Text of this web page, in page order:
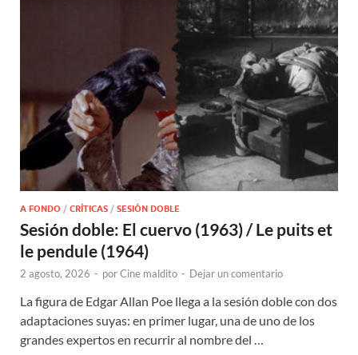
A FONDO / CRÍTICAS / SESIÓN DOBLE
Sesión doble: El cuervo (1963) / Le puits et
le pendule (1964)
2 agosto, 2026 - porCine maldito - Dejar un comentario
La figura de Edgar Allan Poe llega a la sesión doble con dos
adaptaciones suyas: en primer lugar, una de uno de los
grandes expertos en recurrir al nombre del …